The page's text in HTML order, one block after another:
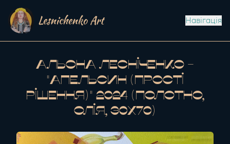
Lesnichenko Art Навігація
Альона Лесніченко -
"Апельсин (Прості
Рішення)" 2024 (полотно,
олія, 30x70)